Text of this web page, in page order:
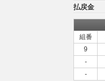
払戻金
組番
9
-
-